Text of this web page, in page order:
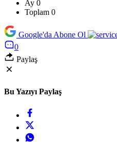
Ay 0
Toplam 0
Google'da Abone Ol
0
Paylaş
Bu Yazıyı Paylaş